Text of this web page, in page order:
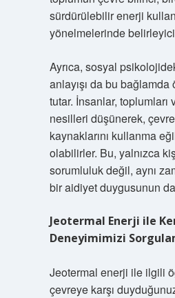
sürdürülebilir enerji
yönelmelerinde
Ayrıca, sosyal
anlayışı da bu
tutar. İnsanlar, toplumları
nesilleri düşünerek,
kaynaklarını kullanma
olabilirler. Bu, yalnızca
sorumluluk değil, aynı
bir aidiyet duygusunun da
Jeotermal Enerji ile
Deneyimimizi
Jeotermal enerji ile ilgili
çevreye karşı